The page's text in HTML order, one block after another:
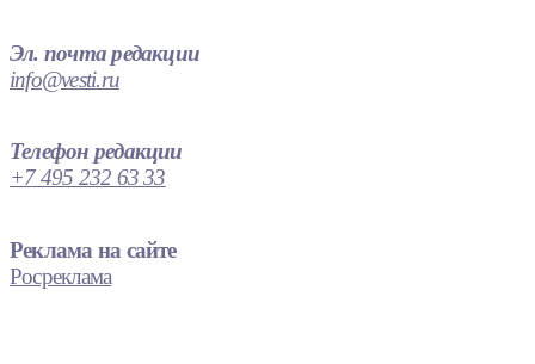
Эл. почта редакции
info@vesti.ru
Телефон редакции
+7 495 232 63 33
Реклама на сайте
Росреклама